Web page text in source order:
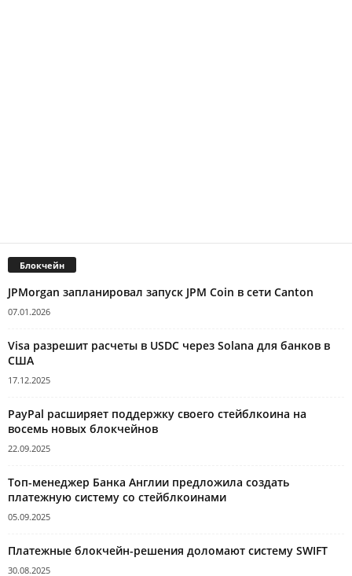
Блокчейн
JPMorgan запланировал запуск JPM Coin в сети Canton
07.01.2026
Visa разрешит расчеты в USDC через Solana для банков в
США
17.12.2025
PayPal расширяет поддержку своего стейблкоина на
восемь новых блокчейнов
22.09.2025
Топ-менеджер Банка Англии предложила создать
платежную систему со стейблкоинами
05.09.2025
Платежные блокчейн-решения доломают систему SWIFT
30.08.2025